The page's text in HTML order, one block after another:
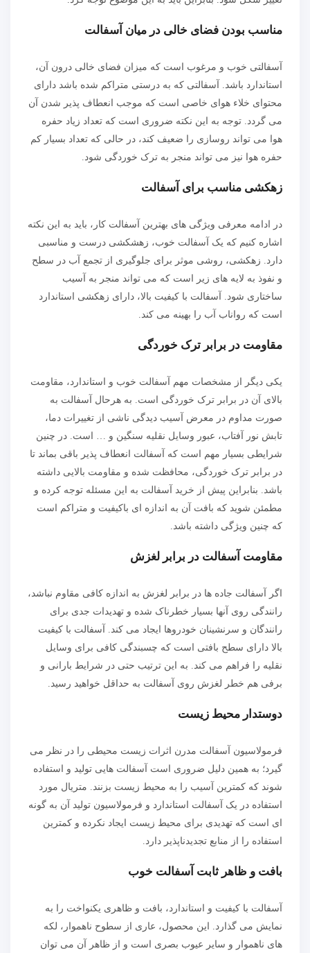
مناسب بودن فضای خالی در میان آسفالت
آسفالتی خوب و مرغوب است که میزان فضای خالی درون آن،
استاندارد باشد. آسفالتی که به درستی متراکم شده باشد دارای
محتوای خلاء هوای خاصی است که موجب انعطاف پذیر شدن آن
می گردد. توجه به این نکته ضروری است که تعداد زیاد حفره
هوا می تواند روسازی را ضعیف کند، در حالی که تعداد بسیار کم
حفره هوا نیز می تواند منجر به ترک خوردگی شود.
زهکشی مناسب برای آسفالت
در ادامه معرفی ویژگی های بهترین آسفالت کار، باید به این نکته
اشاره کنیم که یک آسفالت خوب، زهشکشی درست و مناسبی
دارد. زهکشی، روشی موثر برای جلوگیری از تجمع آب در سطح
و نفوذ به لایه های زیر است که می تواند منجر به آسیب
ساختاری شود. آسفالت با کیفیت بالا، دارای زهکشی استاندارد
است که رواناب آب را بهینه می کند.
مقاومت در برابر ترک خوردگی
یکی دیگر از مشخصات مهم آسفالت خوب و استاندارد، مقاومت
بالای آن در برابر ترک خوردگی است. به هرحال آسفالت به
صورت مداوم در معرض آسیب دیدگی ناشی از تغییرات دما،
تابش نور آفتاب، عبور وسایل نقلیه سنگین و … است. در چنین
شرایطی بسیار مهم است که آسفالت انعطاف پذیر باقی بماند تا
در برابر ترک خوردگی، محافظت شده و مقاومت بالایی داشته
باشد. بنابراین پیش از خرید آسفالت به این مسئله توجه کرده و
مطمئن شوید که بافت آن به اندازه ای باکیفیت و متراکم است
که چنین ویژگی داشته باشد.
مقاومت آسفالت در برابر لغزش
اگر آسفالت جاده ها در برابر لغزش به اندازه کافی مقاوم نباشد،
رانندگی روی آنها بسیار خطرناک شده و تهدیدات جدی برای
رانندگان و سرنشینان خودروها ایجاد می کند. آسفالت با کیفیت
بالا دارای سطح بافتی است که چسبندگی کافی برای وسایل
نقلیه را فراهم می کند. به این ترتیب حتی در شرایط بارانی و
برفی هم خطر لغزش روی آسفالت به حداقل خواهید رسید.
دوستدار محیط زیست
فرمولاسیون آسفالت مدرن اثرات زیست محیطی را در نظر می
گیرد؛ به همین دلیل ضروری است آسفالت هایی تولید و استفاده
شوند که کمترین آسیب را به محیط زیست بزنند. متریال مورد
استفاده در یک آسفالت استاندارد و فرمولاسیون تولید آن به گونه
ای است که تهدیدی برای محیط زیست ایجاد نکرده و کمترین
استفاده را از منابع تجدیدناپذیر دارد.
بافت و ظاهر ثابت آسفالت خوب
آسفالت با کیفیت و استاندارد، بافت و ظاهری یکنواخت را به
نمایش می گذارد. این محصول، عاری از سطوح ناهموار، لکه
های ناهموار و سایر عیوب بصری است و از ظاهر آن می توان